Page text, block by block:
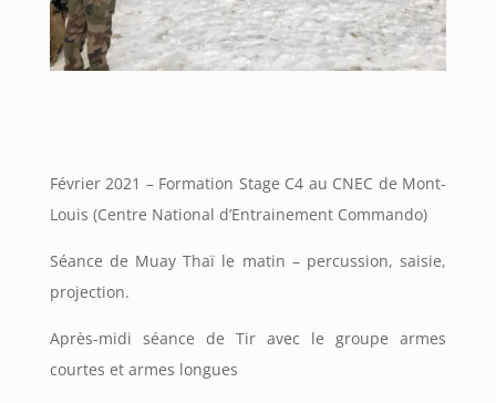
Février 2021 – Formation Stage C4 au CNEC de Mont-
Louis (Centre National d’Entrainement Commando)
Séance de Muay Thaï le matin – percussion, saisie,
projection.
Après-midi séance de Tir avec le groupe armes
courtes et armes longues